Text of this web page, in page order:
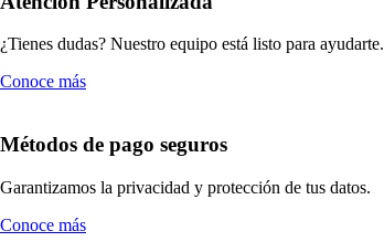
¿Tienes dudas? Nuestro equipo está listo para ayudarte.
Conoce más
Métodos de pago seguros
Garantizamos la privacidad y protección de tus datos.
Conoce más